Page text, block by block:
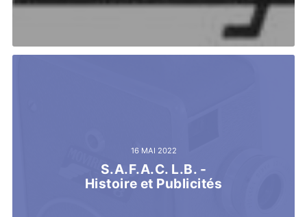
16 MAI 2022
S.A.F.A.C. L.B. -
Histoire et Publicités